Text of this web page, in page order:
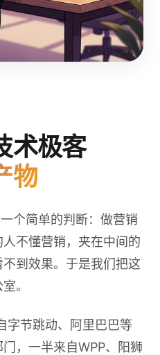
术极客
物
个简单的判断：做营销
不懂营销，夹在中间的
到效果。于是我们把这
。
字节跳动、阿里巴巴等
，一半来自WPP、阳狮